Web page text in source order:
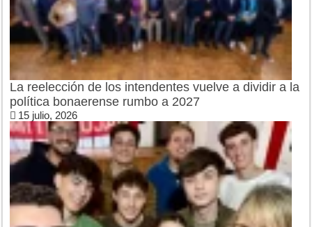
La reelección de los intendentes vuelve a dividir a la
política bonaerense rumbo a 2027
15 julio, 2026